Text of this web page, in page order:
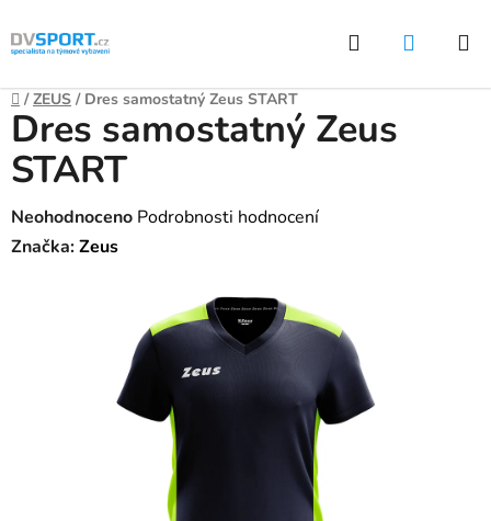
Přejít
na
Hledat
Domů
/ ZEUS / Dres samostatný Zeus START
Dres samostatný Zeus
START
Průměrné
hodnocení
Neohodnoceno Podrobnosti hodnocení
Značka:Zeus